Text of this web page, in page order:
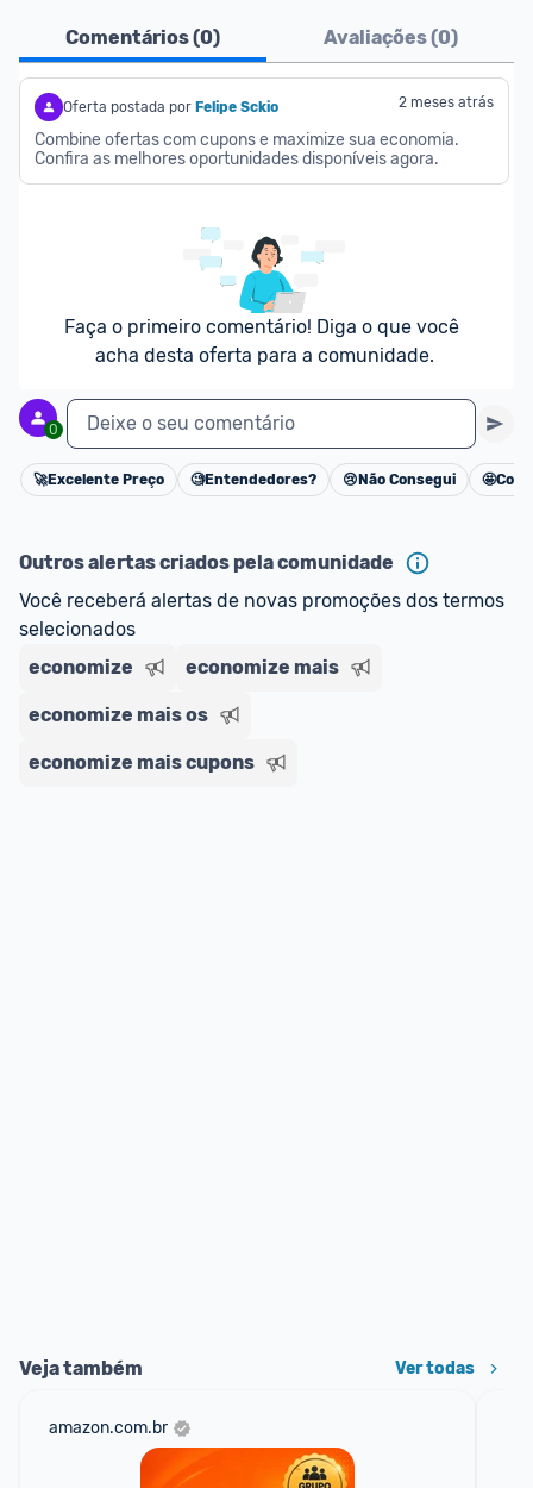
Comentários (0) Avaliações (0)
Oferta postada por Felipe Sckio 2 meses atrás
Combine ofertas com cupons e maximize sua economia.
Confira as melhores oportunidades disponíveis agora.
Faça o primeiro comentário! Diga o que você
acha desta oferta para a comunidade.
0 Deixe o seu comentário
Cancelar
🚀Excelente Preço 🧐Entendedores? 😢 Não Consegui 🤩
Outros alertas criados pela comunidade
Você receberá alertas de novas promoções dos termos
selecionados
economize
economize mais
economize mais os
economize mais cupons
Veja também Ver todas
amazon.com.br